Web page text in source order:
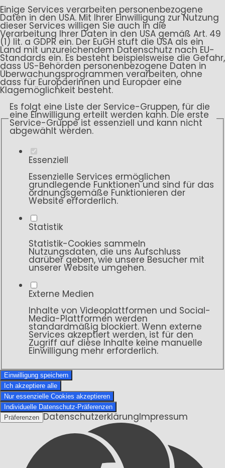
Einige Services verarbeiten personenbezogene
Daten in den USA. Mit Ihrer Einwilligung zur Nutzung
dieser Services willigen Sie auch in die
Verarbeitung Ihrer Daten in den USA gemäß Art. 49
(1) lit. a GDPR ein. Der EuGH stuft die USA als ein
Land mit unzureichendem Datenschutz nach EU-
Standards ein. Es besteht beispielsweise die Gefahr,
dass US-Behörden personenbezogene Daten in
Überwachungsprogrammen verarbeiten, ohne
dass für Europäerinnen und Europäer eine
Klagemöglichkeit besteht.
Es folgt eine Liste der Service-Gruppen, für die
eine Einwilligung erteilt werden kann. Die erste
Service-Gruppe ist essenziell und kann nicht
abgewählt werden.
Essenziell
Essenzielle Services ermöglichen
grundlegende Funktionen und sind für das
ordnungsgemäße Funktionieren der
Website erforderlich.
Statistik
Statistik-Cookies sammeln
Nutzungsdaten, die uns Aufschluss
darüber geben, wie unsere Besucher mit
unserer Website umgehen.
Externe Medien
Inhalte von Videoplattformen und Social-
Media-Plattformen werden
standardmäßig blockiert. Wenn externe
Services akzeptiert werden, ist für den
Zugriff auf diese Inhalte keine manuelle
Einwilligung mehr erforderlich.
Einwilligung speichern
Ich akzeptiere alle
Nur essenzielle Cookies akzeptieren
Individuelle Datenschutz-Präferenzen
Präferenzen DatenschutzerklärungImpressum